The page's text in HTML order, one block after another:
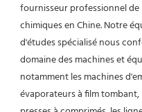
fournisseur professionnel
chimiques en Chine. Notre
d'études spécialisé nous
domaine des machines et
notamment les machines
évaporateurs à film tombant,